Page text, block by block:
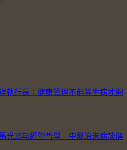
執行長：健康管理不能等生病才開
光35年經營哲學 中醫治未病談健